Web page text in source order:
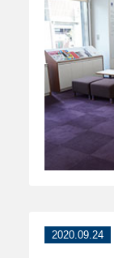
2020.09.24